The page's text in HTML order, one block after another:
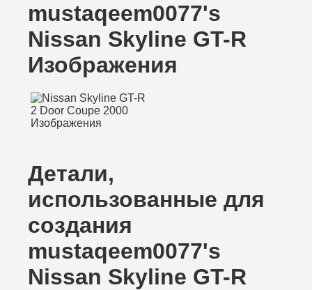
mustaqeem0077's
Nissan Skyline GT-R
Изображения
Детали,
использованные для
создания
mustaqeem0077's
Nissan Skyline GT-R